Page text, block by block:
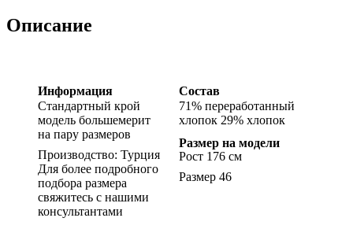
Описание
Информация
Стандартный крой
модель большемерит
на пару размеров
Производство: Турция
Для более подробного
подбора размера
свяжитесь с нашими
консультантами
Состав
71% переработанный
хлопок 29% хлопок
Размер на модели
Рост 176 см
Размер 46